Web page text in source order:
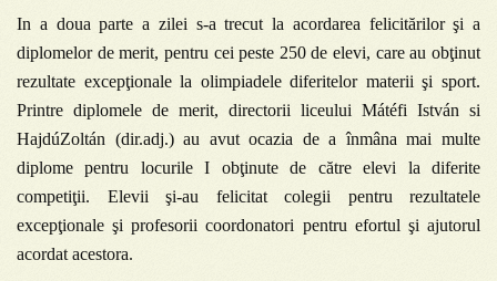
In a doua parte a zilei s-a trecut la acordarea felicitărilor şi a
diplomelor de merit, pentru cei peste 250 de elevi, care au obţinut
rezultate excepţionale la olimpiadele diferitelor materii şi sport.
Printre diplomele de merit, directorii liceului Mátéfi István si
HajdúZoltán (dir.adj.) au avut ocazia de a înmâna mai multe
diplome pentru locurile I obţinute de către elevi la diferite
competiţii. Elevii şi-au felicitat colegii pentru rezultatele
excepţionale şi profesorii coordonatori pentru efortul şi ajutorul
acordat acestora.